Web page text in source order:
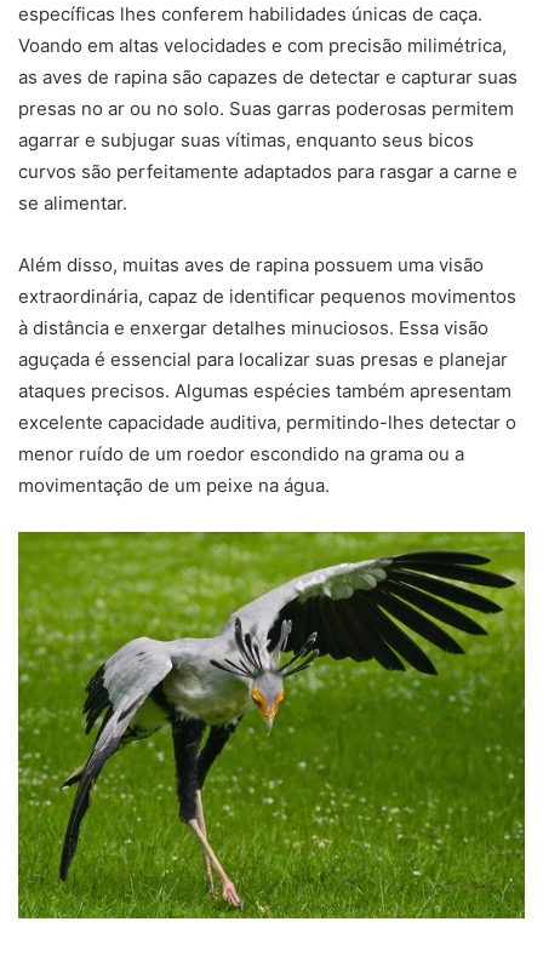
específicas lhes conferem habilidades únicas de caça.
Voando em altas velocidades e com precisão milimétrica,
as aves de rapina são capazes de detectar e capturar suas
presas no ar ou no solo. Suas garras poderosas permitem
agarrar e subjugar suas vítimas, enquanto seus bicos
curvos são perfeitamente adaptados para rasgar a carne e
se alimentar.
Além disso, muitas aves de rapina possuem uma visão
extraordinária, capaz de identificar pequenos movimentos
à distância e enxergar detalhes minuciosos. Essa visão
aguçada é essencial para localizar suas presas e planejar
ataques precisos. Algumas espécies também apresentam
excelente capacidade auditiva, permitindo-lhes detectar o
menor ruído de um roedor escondido na grama ou a
movimentação de um peixe na água.